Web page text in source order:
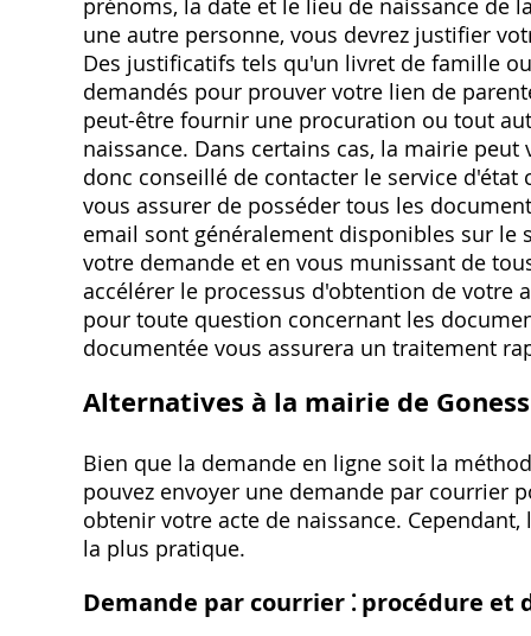
prénoms, la date et le lieu de naissance de
une autre personne, vous devrez justifier
Des justificatifs tels qu'un livret de famille
demandés pour prouver votre lien de
peut-être fournir une procuration ou tout
naissance. Dans certains cas, la mairie
donc conseillé de contacter le service
vous assurer de posséder tous les
email sont généralement disponibles sur
votre demande et en vous munissant de
accélérer le processus d'obtention de votre
pour toute question concernant les
documentée vous assurera un traitement
Alternatives à la mairie de
Bien que la demande en ligne soit la
pouvez envoyer une demande par courrier
obtenir votre acte de naissance.
la plus pratique.
Demande par courrier ⁚ procédure et